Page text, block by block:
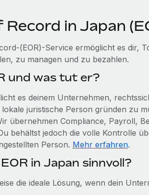
in Japan
(EOR)-Service ermöglicht es dir,
zu managen und zu bezahlen.
und was tut er?
es deinem Unternehmen,
juristische Person gründen zu
übernehmen Compliance, Payroll,
behältst jedoch die volle Kontrolle
Person. Mehr erfahren.
in Japan sinnvoll?
die ideale Lösung, wenn dein